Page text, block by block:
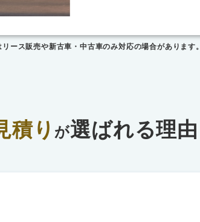
ース販売や新古車・中古車のみ対応の場合があります。
積り が選ばれる理由